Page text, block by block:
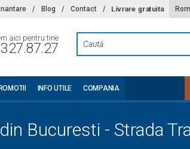
/ Blog / Contact / Livrare gratuita
aici pentru tine
INFO UTILE COMPANIA
Bucuresti - Strada